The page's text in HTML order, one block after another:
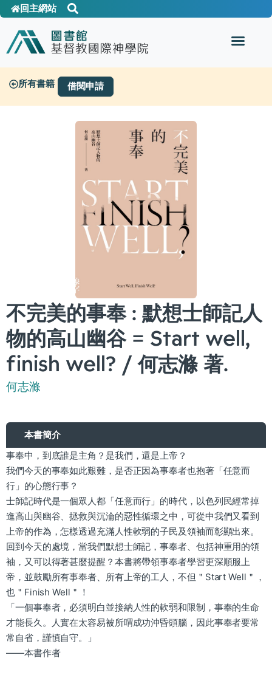
回主網站
所有書籍 借閱申請
不完美的事奉 : 默想士師記人
物的高山幽谷 = Start well,
finish well? / 何志滌 著.
何志滌
本書簡介
事奉中，到底誰是主角？是我們，還是上帝？
我們今天的事奉如此艱難，是否正因為事奉者也抱著「任意而
行」的心態行事？
士師記時代是一個眾人都「任意而行」的時代，以色列民經常掉
進高山與幽谷、拯救與沉淪的惡性循環之中，可從中我們又看到
上帝的作為，怎樣透過充滿人性軟弱的子民及領袖而彰顯出來。
回到今天的處境，當我們默想士師記，事奉者、包括神重用的領
袖，又可以得著甚麼提醒？本書將帶領事奉者學習更深順服上
帝，並鼓勵所有事奉者、所有上帝的工人，不但＂Start Well＂，
也＂Finish Well＂！
「一個事奉者，必須明白並接納人性的軟弱和限制，事奉的生命
才能長久。人實在太容易被所喟成功沖昏頭腦，因此事奉者要常
常自省，謹慎自守。」
——本書作者